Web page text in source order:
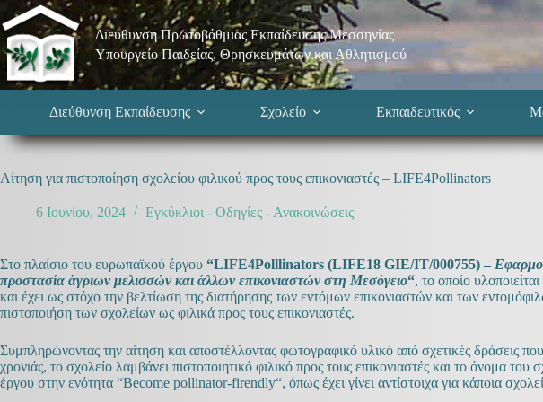
Μετάβαση
στο
περιεχόμενο
Διεύθυνση Πρωτοβάθμιας Εκπαίδευσης Μεσσηνίας
Υπουργείο Παιδείας, Θρησκευμάτων και Αθλητισμού
Διεύθυνση Εκπαίδευσης Σχολείο Εκπαιδευτικός
Αίτηση για πιστοποίηση σχολείου φιλικού προς τους επικονιαστές – LIFE4Pollinators
6 Ιουνίου, 2024 Εγκύκλιοι - Οδηγίες - Ανακοινώσεις
Στο πλαίσιο του ευρωπαϊκού έργου “LIFE4Polllinators (LIFE18 GIE/IT/000755) –
προστασία άγριων μελισσών και άλλων επικονιαστών στη Μεσόγειο“, το οποίο
και έχει ως στόχο την βελτίωση της διατήρησης των εντόμων επικονιαστών και των
πιστοποιήση των σχολείων ως φιλικά προς τους επικονιαστές.
Συμπληρώνοντας την αίτηση και αποστέλλοντας φωτογραφικό υλικό από σχετικές δράσεις
χρονιάς, το σχολείο λαμβάνει πιστοποιητικό φιλικό προς τους επικονιαστές και το όνομα
έργου στην ενότητα “Become pollinator-firendly“, όπως έχει γίνει αντίστοιχα για κάποια